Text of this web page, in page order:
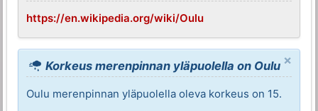
https://en.wikipedia.org/wiki/Oulu
×
Korkeus merenpinnan yläpuolella on Oulu
Oulu merenpinnan yläpuolella oleva korkeus on 15.